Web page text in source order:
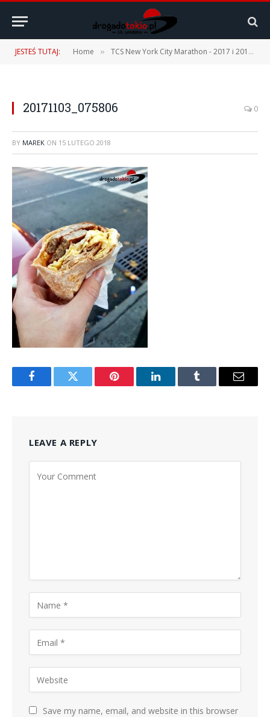
JESTEŚ TUTAJ: Home » TCS New York City Marathon - 2017 i 2019
20171103_075806 0
BY MAREK ON 15 LUTEGO 2018
FacebookTwitter Pinterest LinkedInTumblr Email
LEAVE A REPLY
Save my name, email, and website in this browser